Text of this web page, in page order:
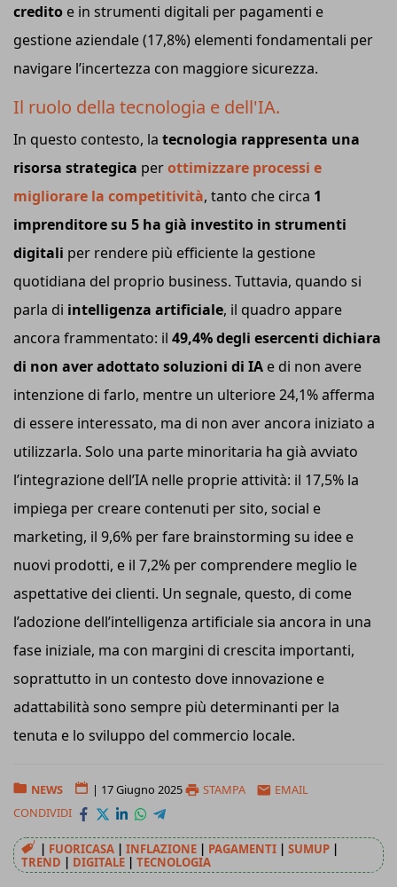
credito e in strumenti digitali per pagamenti e
gestione aziendale (17,8%) elementi fondamentali per
navigare l’incertezza con maggiore sicurezza.
Il ruolo della tecnologia e dell'IA.
In questo contesto, la tecnologia rappresenta una
risorsa strategica perottimizzare processi e
migliorare la competitività, tanto che circa 1
imprenditore su 5 ha già investito in strumenti
digitali per rendere più efficiente la gestione
quotidiana del proprio business. Tuttavia, quando si
parla di intelligenza artificiale, il quadro appare
ancora frammentato: il 49,4% degli esercenti dichiara
di non aver adottato soluzioni di IA e di non avere
intenzione di farlo, mentre un ulteriore 24,1% afferma
di essere interessato, ma di non aver ancora iniziato a
utilizzarla. Solo una parte minoritaria ha già avviato
l’integrazione dell’IA nelle proprie attività: il 17,5% la
impiega per creare contenuti per sito, social e
marketing, il 9,6% per fare brainstorming su idee e
nuovi prodotti, e il 7,2% per comprendere meglio le
aspettative dei clienti. Un segnale, questo, di come
l’adozione dell’intelligenza artificiale sia ancora in una
fase iniziale, ma con margini di crescita importanti,
soprattutto in un contesto dove innovazione e
adattabilità sono sempre più determinanti per la
tenuta e lo sviluppo del commercio locale.
NEWS | 17 Giugno 2025 STAMPA
EMAIL
CONDIVIDI
| FUORICASA | INFLAZIONE | PAGAMENTI | SUMUP |
TREND | DIGITALE | TECNOLOGIA